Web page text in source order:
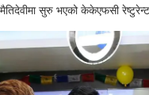
सुरु भएको केकेएफसी